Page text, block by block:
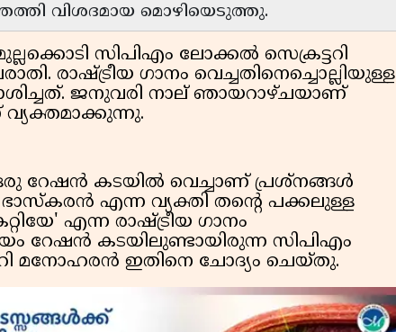
വിശദമായ മൊഴിയെടുത്തു.
സിപിഎം ലോക്കൽ സെക്രട്ടറി
രാഷ്ട്രീയ ഗാനം വെച്ചതിനെച്ചൊല്ലിയുള്ള
ജനുവരി നാല് ഞായറാഴ്ചയാണ്
ഒരു റേഷൻ കടയിൽ വെച്ചാണ് പ്രശ്നങ്ങൾ
എന്ന വ്യക്തി തന്റെ പക്കലുള്ള
എന്ന രാഷ്ട്രീയ ഗാനം
റേഷൻ കടയിലുണ്ടായിരുന്ന സിപിഎം
മനോഹരൻ ഇതിനെ ചോദ്യം ചെയ്തു.